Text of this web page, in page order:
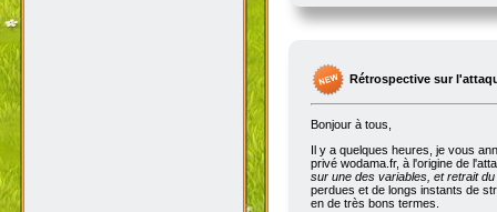
Rétrospective sur
Bonjour à tous,
Il y a quelques heures, je vous
privé wodama.fr, à l'origine de
sur une des variables, et retrait
perdues et de longs instants de
en de très bons termes.